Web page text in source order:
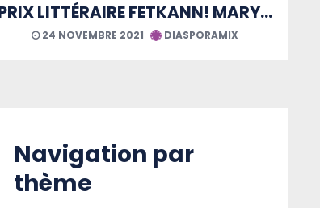
Le Covid, loupe grossissante des maux martiniquais
21 AOÛT 2021 DIASPORAMIX
Navigation par
thème